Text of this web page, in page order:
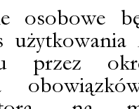
osobowe
przez